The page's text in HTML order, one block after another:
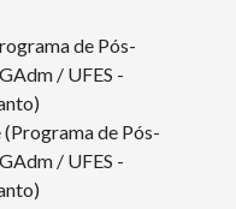
de Pós-
/ UFES -
de Pós-
/ UFES -